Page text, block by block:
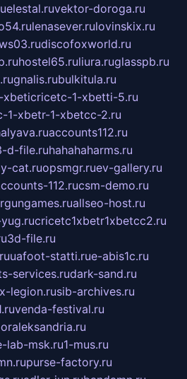
elestal.ruvektor-doroga.ru
lenasever.rulovinskix.ru
discofoxworld.ru
hostel65.ruliura.ruglasspb.ru
gnalis.rubulkitula.ru
xbeticricetc-1-xbetti-5.ru
1-xbetr-1-xbetcc-2.ru
accounts112.ru
d-file.ruhahahaharms.ru
cat.ruopsmgr.ruev-gallery.ru
112.rucsm-demo.ru
allseo-host.ru
cricetc1xbetr1xbetcc2.ru
3d-file.ru
uafoot-statti.rue-abis1c.ru
services.rudark-sand.ru
x-legion.rusib-archives.ru
venda-festival.ru
lab-msk.ru1-mus.ru
purse-factory.ru